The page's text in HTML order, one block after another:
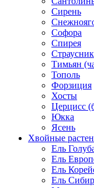
Сирень
Софора
Спирея
Страусник
Тимьян
Тополь
Форзиция
Хосты
Церцисс
Юкка
Ясень
Хвойные
Ель
Ель
Ель
Ель